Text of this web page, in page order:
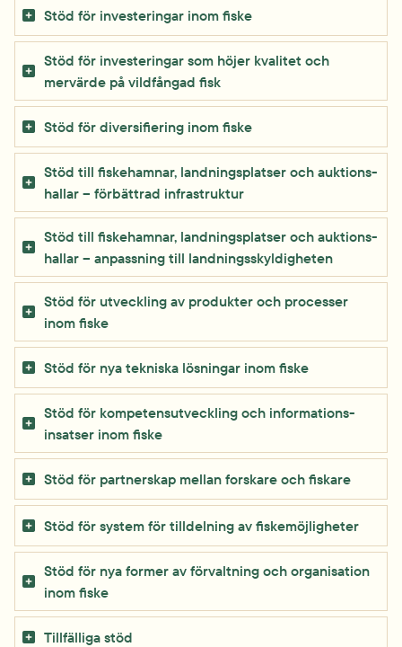
Stöd för investeringar inom fiske
Stöd för investeringar som höjer kvalitet och
mervärde på vildfångad fisk
Stöd för diversi­fiering inom fiske
Stöd till fiske­hamnar, landnings­platser och auktions­
hallar – förbättrad infrastruktur
Stöd till fiske­hamnar, landnings­platser och auktions­
hallar – anpassning till landnings­skyldigheten
Stöd för utveckling av produkter och processer
inom fiske
Stöd för nya tekniska lösningar inom fiske
Stöd för kompetens­utveckling och informations­
insatser inom fiske
Stöd för partnerskap mellan forskare och fiskare
Stöd för system för tilldelning av fiske­möjligheter
Stöd för nya former av förvaltning och organisation
inom fiske
Tillfälliga stöd